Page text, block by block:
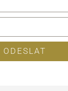
ODESLAT